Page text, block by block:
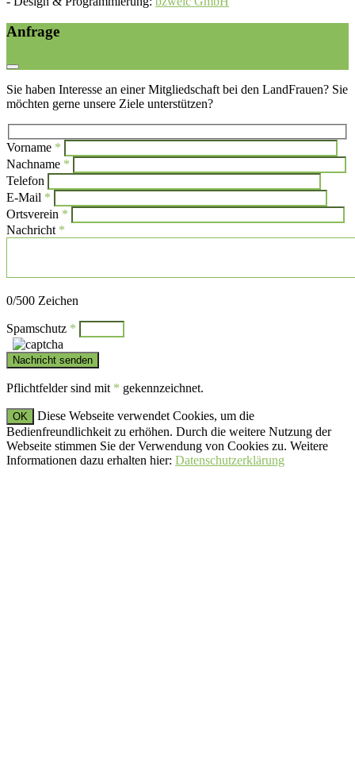
Anfrage
Sie haben Interesse an einer Mitgliedschaft bei den LandFrauen? Sie
möchten gerne unsere Ziele unterstützen?
Vorname *
Nachname *
Telefon
E-Mail *
Ortsverein *
Nachricht *
0/500 Zeichen
Spamschutz *
Pflichtfelder sind mit * gekennzeichnet.
OK
Diese Webseite verwendet Cookies, um die
Bedienfreundlichkeit zu erhöhen. Durch die weitere Nutzung der
Webseite stimmen Sie der Verwendung von Cookies zu. Weitere
Informationen dazu erhalten hier: Datenschutzerklärung